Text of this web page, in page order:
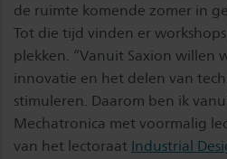
de ruimte komende zomer in
Tot die tijd vinden er
plekken. “Vanuit Saxion willen
innovatie en het delen van
stimuleren. Daarom ben ik
Mechatronica met voormalig
van het lectoraat Industrial